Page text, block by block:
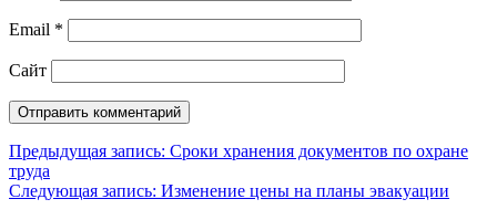
Email *
Сайт
Навигация
по
Предыдущая запись: Сроки хранения документов по охране
труда
Следующая запись: Изменение цены на планы эвакуации